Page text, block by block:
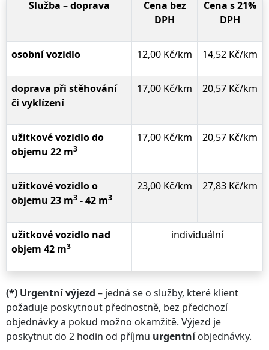
Služba – doprava
Cena bez
DPH
Cena s 21%
DPH
osobní vozidlo 12,00 Kč/km 14,52 Kč/km
doprava při stěhování
či vyklízení
17,00 Kč/km 20,57 Kč/km
užitkové vozidlo do
objemu 22 m3
17,00 Kč/km 20,57 Kč/km
užitkové vozidlo o
objemu 23 m3 - 42 m3
23,00 Kč/km 27,83 Kč/km
užitkové vozidlo nad
objem 42 m3
individuální
(*) Urgentní výjezd – jedná se o služby, které klient
požaduje poskytnout přednostně, bez předchozí
objednávky a pokud možno okamžitě. Výjezd je
poskytnut do 2 hodin od příjmu urgentníobjednávky.